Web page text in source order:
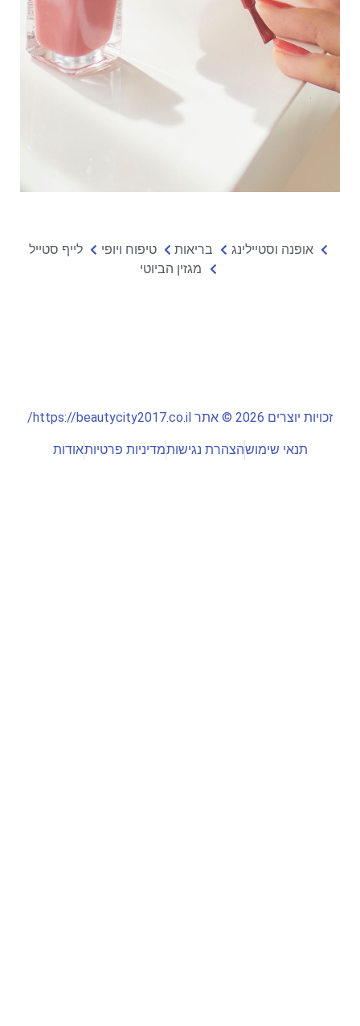
אופנה וסטיילינג בריאות טיפוח ויופי
לייף סטייל
מגזין הביוטי
זכויות יוצרים 2026 © אתר https://beautycity2017.co.il/
תנאי שימושהצהרת נגישותמדיניות פרטיותאודות